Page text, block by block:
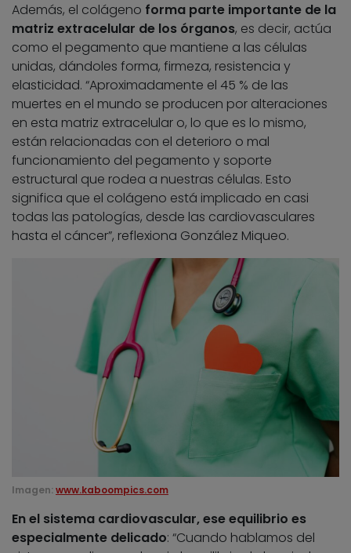
Además, el colágeno forma parte importante de la
matriz extracelular de los órganos, es decir, actúa
como el pegamento que mantiene a las células
unidas, dándoles forma, firmeza, resistencia y
elasticidad. “Aproximadamente el 45 % de las
muertes en el mundo se producen por alteraciones
en esta matriz extracelular o, lo que es lo mismo,
están relacionadas con el deterioro o mal
funcionamiento del pegamento y soporte
estructural que rodea a nuestras células. Esto
significa que el colágeno está implicado en casi
todas las patologías, desde las cardiovasculares
hasta el cáncer”, reflexiona González Miqueo.
Imagen: www.kaboompics.com
En el sistema cardiovascular, ese equilibrio es
especialmente delicado: “Cuando hablamos del